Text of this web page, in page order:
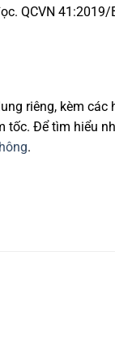
QCVN 41:2019/
riêng, kèm các
tốc. Để tìm hiểu
.